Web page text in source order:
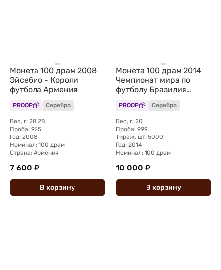
Монета 100 драм 2008
Эйсебио - Короли
футбола Армения
PROOF Серебро
Вес, г: 28,28
Проба: 925
Год: 2008
Номинал: 100 драм
Страна: Армения
7 600 ₽
В корзину
Монета 100 драм 2014
Чемпионат мира по
футболу Бразилия
Армения
PROOF Серебро
Вес, г: 20
Проба: 999
Тираж, шт: 5000
Год: 2014
Номинал: 100 драм
10 000 ₽
В корзину